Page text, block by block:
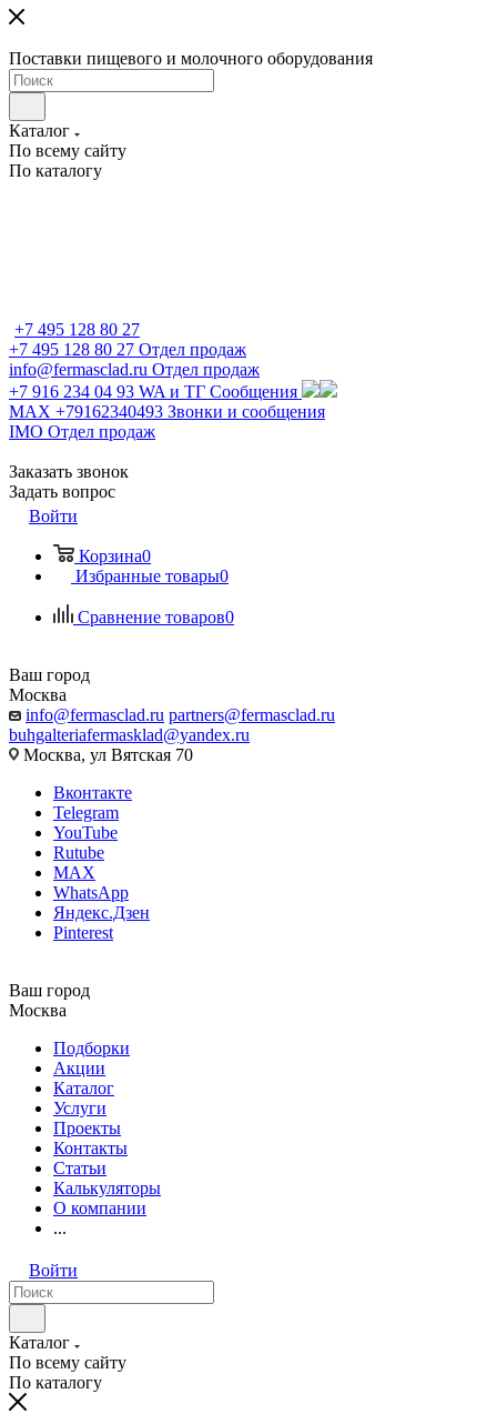
Поставки пищевого и молочного оборудования
Каталог
По всему сайту
По каталогу
+7 495 128 80 27
+7 495 128 80 27 Отдел продаж
info@fermasclad.ru Отдел продаж
+7 916 234 04 93 WA и ТГ Сообщения
MAX +79162340493 Звонки и сообщения
IMO Отдел продаж
Заказать звонок
Задать вопрос
Войти
Корзина0
Избранные товары0
Сравнение товаров0
Ваш город
Москва
info@fermasclad.ru partners@fermasclad.ru
buhgalteriafermasklad@yandex.ru
Москва, ул Вятская 70
Вконтакте
Telegram
YouTube
Rutube
MAX
WhatsApp
Яндекс.Дзен
Pinterest
Ваш город
Москва
Подборки
Акции
Каталог
Услуги
Проекты
Контакты
Статьи
Калькуляторы
О компании
...
Войти
Каталог
По всему сайту
По каталогу